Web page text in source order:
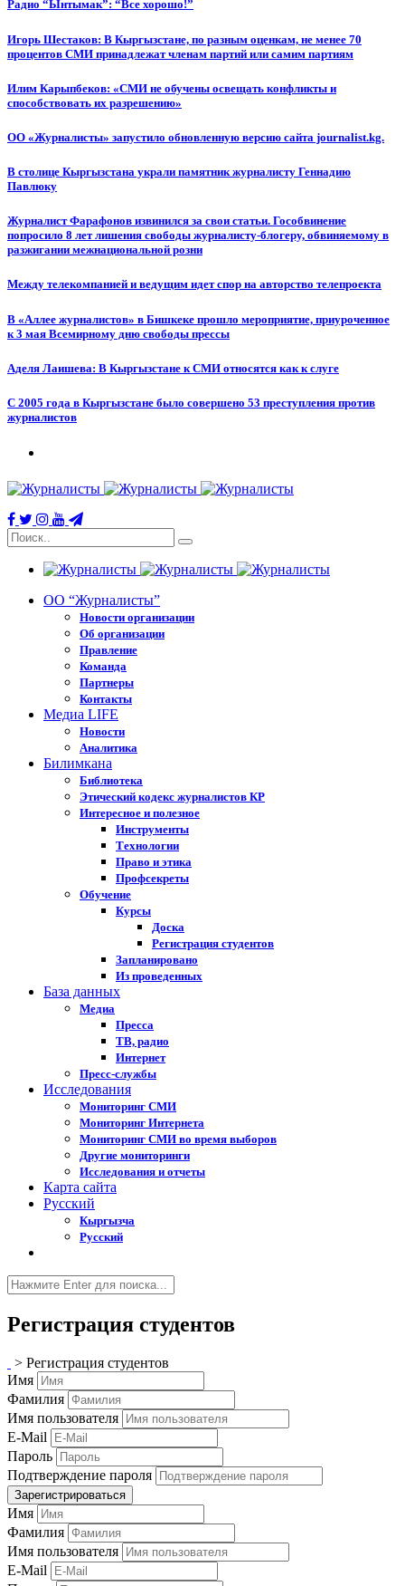
Радио “Ынтымак”: “Все хорошо!”
Игорь Шестаков: В Кыргызстане, по разным оценкам, не менее 70
процентов СМИ принадлежат членам партий или самим партиям
Илим Карыпбеков: «СМИ не обучены освещать конфликты и
способствовать их разрешению»
ОО «Журналисты» запустило обновленную версию сайта journalist.kg.
В столице Кыргызстана украли памятник журналисту Геннадию
Павлюку
Журналист Фарафонов извинился за свои статьи. Гособвинение
попросило 8 лет лишения свободы журналисту-блогеру, обвиняемому в
разжигании межнациональной розни
Между телекомпанией и ведущим идет спор на авторство телепроекта
В «Аллее журналистов» в Бишкеке прошло мероприятие, приуроченное
к 3 мая Всемирному дню свободы прессы
Аделя Лаишева: В Кыргызстане к СМИ относятся как к слуге
С 2005 года в Кыргызстане было совершено 53 преступления против
журналистов
ОО “Журналисты”
Новости организации
Об организации
Правление
Команда
Партнеры
Контакты
Медиа LIFE
Новости
Аналитика
Билимкана
Библиотека
Этический кодекс журналистов КР
Интересное и полезное
Инструменты
Технологии
Право и этика
Профсекреты
Обучение
Курсы
Доска
Регистрация студентов
Запланировано
Из проведенных
База данных
Медиа
Пресса
ТВ, радио
Интернет
Пресс-службы
Исследования
Мониторинг СМИ
Мониторинг Интернета
Мониторинг СМИ во время выборов
Другие мониторинги
Исследования и отчеты
Карта сайта
Русский
Кыргызча
Русский
Регистрация студентов
> Регистрация студентов
Имя
Фамилия
Имя пользователя
E-Mail
Пароль
Подтверждение пароля
Зарегистрироваться
Имя
Фамилия
Имя пользователя
E-Mail